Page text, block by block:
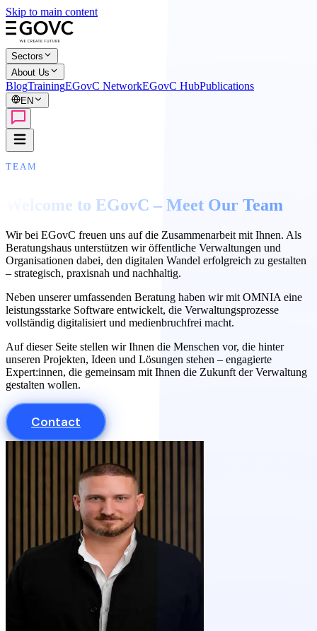
Skip to main content
Sectors
About Us
BlogTrainingEGovC NetworkEGovC HubPublications
EN
TEAM
Welcome to EGovC – Meet Our Team
Wir bei EGovC freuen uns auf die Zusammenarbeit mit Ihnen. Als
Beratungshaus unterstützen wir öffentliche Verwaltungen und
Organisationen dabei, den digitalen Wandel erfolgreich zu gestalten
– strategisch, praxisnah und nachhaltig.
Neben unserer umfassenden Beratung haben wir mit OMNIA eine
leistungsstarke Software entwickelt, die Verwaltungsprozesse
vollständig digitalisiert und medienbruchfrei macht.
Auf dieser Seite stellen wir Ihnen die Menschen vor, die hinter
unseren Projekten, Ideen und Lösungen stehen – engagierte
Expert:innen, die gemeinsam mit Ihnen die Zukunft der Verwaltung
gestalten wollen.
Contact